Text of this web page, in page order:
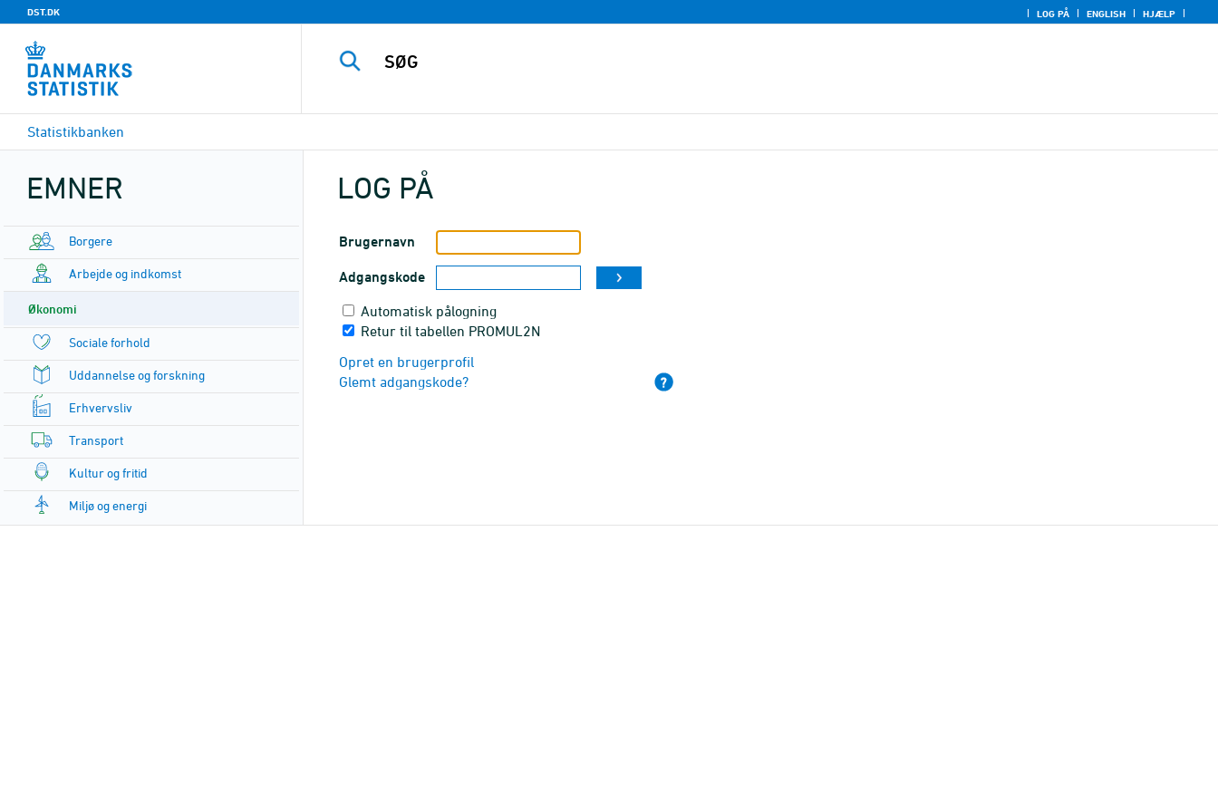
DST.DK LOG PÅ ENGLISH HJÆLP
Statistikbanken
EMNER
Borgere
Arbejde og indkomst
Økonomi
Sociale forhold
Uddannelse og forskning
Erhvervsliv
Transport
Kultur og fritid
Miljø og energi
LOG PÅ
Brugernavn
Adgangskode
Automatisk pålogning
Retur til tabellen PROMUL2N
Opret en brugerprofil
Glemt adgangskode?